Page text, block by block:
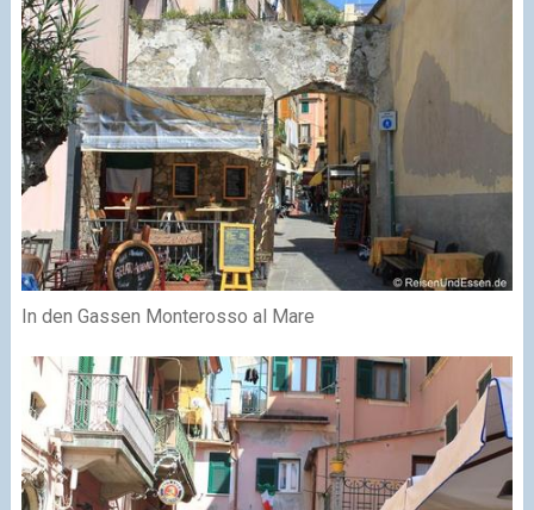
In den Gassen Monterosso al Mare